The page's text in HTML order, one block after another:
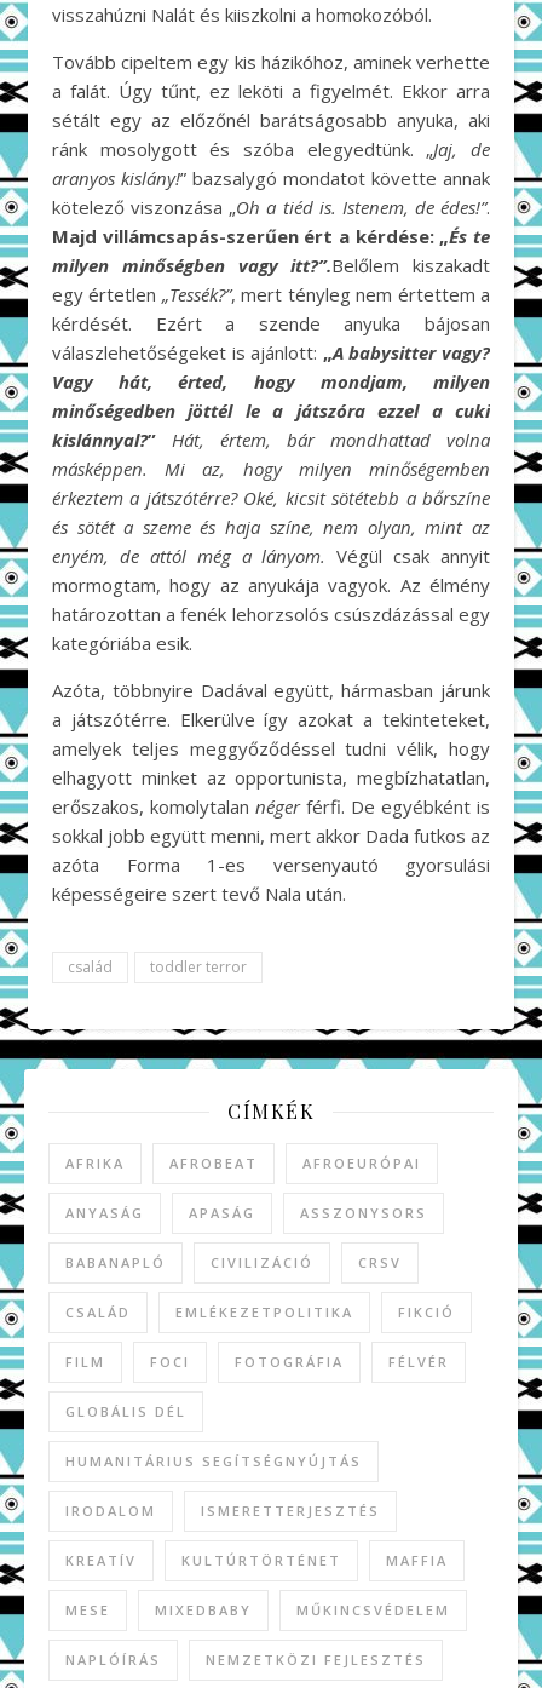
visszahúzni Nalát és kiiszkolni a homokozóból.
Tovább cipeltem egy kis házikóhoz, aminek verhette
a falát. Úgy tűnt, ez leköti a figyelmét. Ekkor arra
sétált egy az előzőnél barátságosabb anyuka, aki
ránk mosolygott és szóba elegyedtünk. „Jaj, de
aranyos kislány!” bazsalygó mondatot követte annak
kötelező viszonzása „Oh a tiéd is. Istenem, de édes!”.
Majd villámcsapás-szerűen ért a kérdése: „És te
milyen minőségben vagy itt?”.Belőlem kiszakadt
egy értetlen „Tessék?”, mert tényleg nem értettem a
kérdését. Ezért a szende anyuka bájosan
válaszlehetőségeket is ajánlott: „A babysitter vagy?
Vagy hát, érted, hogy mondjam, milyen
minőségedben jöttél le a játszóra ezzel a cuki
kislánnyal?”
Hát, értem, bár mondhattad volna
másképpen. Mi az, hogy milyen minőségemben
érkeztem a játszótérre? Oké, kicsit sötétebb a bőrszíne
és sötét a szeme és haja színe, nem olyan, mint az
enyém, de attól még a lányom. Végül csak annyit
mormogtam, hogy az anyukája vagyok. Az élmény
határozottan a fenék lehorzsolós csúszdázással egy
kategóriába esik.
Azóta, többnyire Dadával együtt, hármasban járunk
a játszótérre. Elkerülve így azokat a tekinteteket,
amelyek teljes meggyőződéssel tudni vélik, hogy
elhagyott minket az opportunista, megbízhatatlan,
erőszakos, komolytalan négerférfi. De egyébként is
sokkal jobb együtt menni, mert akkor Dada futkos az
azóta Forma 1-es versenyautó gyorsulási
képességeire szert tevő Nala után.
család toddler terror
CÍMKÉK
AFRIKA AFROBEAT AFROEURÓPAI
ANYASÁG APASÁG ASSZONYSORS
BABANAPLÓ CIVILIZÁCIÓ CRSV
CSALÁD EMLÉKEZETPOLITIKA FIKCIÓ
FILM FOCI FOTOGRÁFIA FÉLVÉR
GLOBÁLIS DÉL
HUMANITÁRIUS SEGÍTSÉGNYÚJTÁS
IRODALOM ISMERETTERJESZTÉS
KREATÍV KULTÚRTÖRTÉNET MAFFIA
MESE MIXEDBABY MŰKINCSVÉDELEM
NAPLÓÍRÁS NEMZETKÖZI FEJLESZTÉS